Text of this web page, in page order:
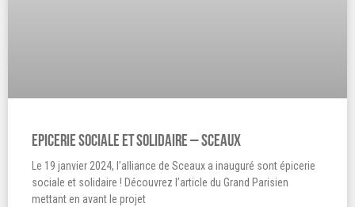
Epicerie Sociale et Solidaire – Sceaux
Le 19 janvier 2024, l’alliance de Sceaux a inauguré sont épicerie
sociale et solidaire ! Découvrez l’article du Grand Parisien
mettant en avant le projet